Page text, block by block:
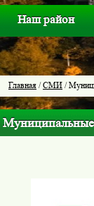
Наш район
Главная /СМИ /